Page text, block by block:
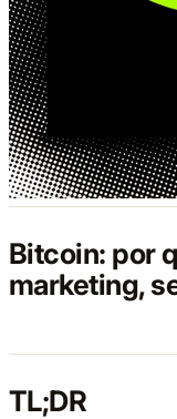
Bitcoin: por
marketing,
TL;DR